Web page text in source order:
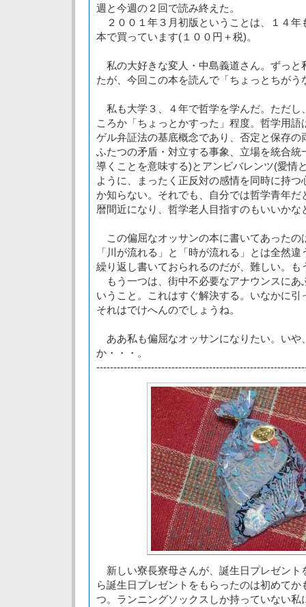
週と今週の２回で読み終えた。
２００１年３月初版ということは、１４年
本で買っています(１００円＋税)。
私の大好きな変人・中島義道さん。ずっと
たが、今回この本を読んで「ちょっとちがう
私も大学３、４年で哲学を学んだ。ただし
ころか「ちょっとかすった」程度。哲学用
ゲル弁証法の基底概念であり、否定と保存の
ふたつの矛盾・対立する事象、立場を統合統
導くことを意味する)とアンビバレンツ(愛情
ように、まったく正反対の感情を同時に持
か知らない。それでも、自分では哲学青年だ
暦間近になり、哲学老人目指すのもいいかな
この偏屈なオッサンの本に書いてあったの
「川が流れる」と「時が流れる」とは全然
繰り返し書いておられるのだが、難しい。も
もう一つは、街中不必要なアナウンスにあ
いうこと。これはすぐ解決する。いなかに
それはでけへんのでしょうね。
ああ私も偏屈なオッサンになりたい。いや
か・・・。
新しい寮長寮母さんが、誕生日プレゼント
ら誕生日プレゼントをもらったのは初めて
つ。ランニングソックスしか持っていない私